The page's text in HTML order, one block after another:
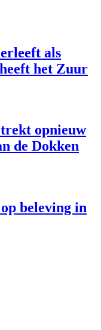
als
het Zuur
opnieuw
de Dokken
beleving in